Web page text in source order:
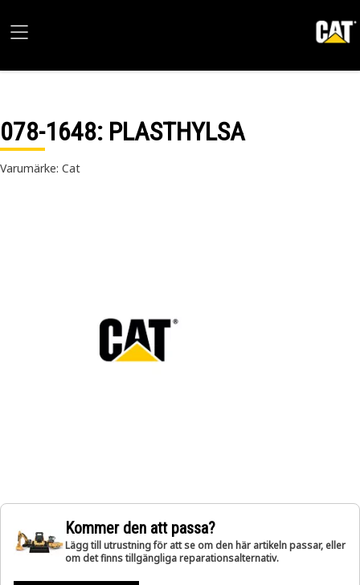
078-1648: PLASTHYLSA
Varumärke: Cat
Kommer den att passa?
Lägg till utrustning för att se om den här artikeln passar, eller
om det finns tillgängliga reparationsalternativ.